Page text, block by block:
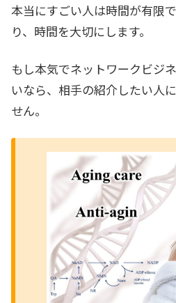
本当にすごい人は時間が有限
り、時間を大切にします。
もし本気でネットワークビジ
いなら、相手の紹介したい人
せん。